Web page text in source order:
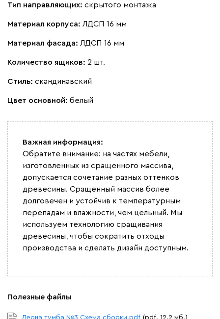
Тип направляющих: скрытого монтажа
Материал корпуса: ЛДСП 16 мм
Материал фасада: ЛДСП 16 мм
Количество ящиков: 2 шт.
Стиль: скандинавский
Цвет основной: белый
Важная информация:
Обратите внимание: на частях мебели,
изготовленных из сращенного массива,
допускается сочетание разных оттенков
древесины. Сращенный массив более
долговечен и устойчив к температурным
перепадам и влажности, чем цельный. Мы
используем технологию сращивания
древесины, чтобы сократить отходы
производства и сделать дизайн доступным.
Полезные файлы
Леона тумба №3 Схема сборки.pdf (pdf. 12.2 мб.)